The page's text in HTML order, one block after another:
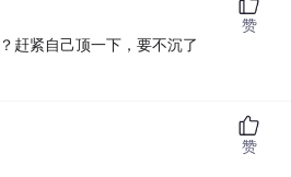
赶紧自己顶一下，要不沉了
赞
赞